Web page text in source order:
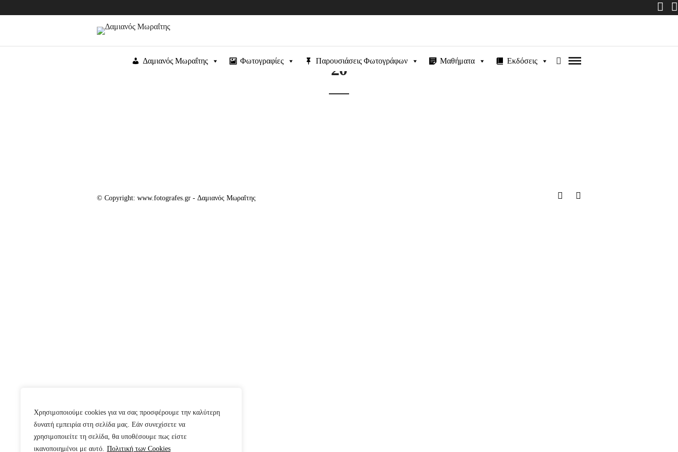
Χρησιμοποιούμε cookies για να σας προσφέρουμε την καλύτερη
δυνατή εμπειρία στη σελίδα μας. Εάν συνεχίσετε να
χρησιμοποιείτε τη σελίδα, θα υποθέσουμε πως είστε
ικανοποιημένοι με αυτό. Πολιτική των Cookies
Δαμιανός Μωραΐτης Φωτογραφίες Παρουσιάσεις Φωτογράφων Μαθήματα Εκδόσεις
20
© Copyright: www.fotografes.gr - Δαμιανός Μωραΐτης